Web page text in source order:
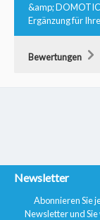
&amp;
Ergänzung für
Bewertungen
Newsletter
Abonnieren Sie
Newsletter und